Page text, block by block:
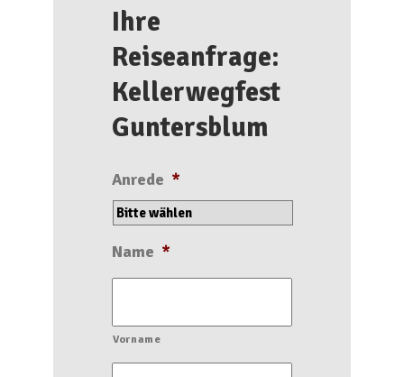
Ihre
Reiseanfrage:
Kellerwegfest
Guntersblum
Anrede *
Name *
Vorname